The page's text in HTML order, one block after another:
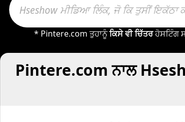
* Pintere.com ਤੁਹਾਨੂੰਕਿਸੇ ਵੀ ਚਿੱਤਰਹੋਸਟਿੰਗ
Pintere.com ਨਾਲ